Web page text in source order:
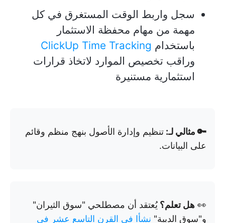
سجل واربط الوقت المستغرق في كل
مهمة من مهام محفظة الاستثمار
باستخدام ClickUp Time Tracking
وراقب تخصيص الموارد لاتخاذ قرارات
استثمارية مستنيرة
🔑 مثالي لـ: تنظيم وإدارة الأصول بنهج منظم وقائم
على البيانات.
👀 هل تعلم؟ يُعتقد أن مصطلحي "سوق الثيران"
و"سوق الدببة" نشأا في القرن التاسع عشر في